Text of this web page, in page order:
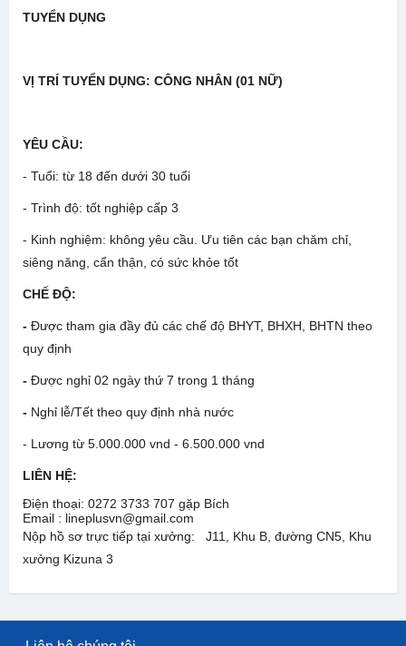
TUYỂN DỤNG
VỊ TRÍ TUYỂN DỤNG: CÔNG NHÂN (01 NỮ)
YÊU CẦU:
- Tuổi: từ 18 đến dưới 30 tuổi
- Trình độ: tốt nghiệp cấp 3
- Kinh nghiệm: không yêu cầu. Ưu tiên các bạn chăm chỉ,
siêng năng, cẩn thận, có sức khỏe tốt
CHẾ ĐỘ:
- Được tham gia đầy đủ các chế độ BHYT, BHXH, BHTN theo
quy định
- Được nghỉ 02 ngày thứ 7 trong 1 tháng
- Nghỉ lễ/Tết theo quy định nhà nước
- Lương từ 5.000.000 vnd - 6.500.000 vnd
LIÊN HỆ:
Điện thoại: 0272 3733 707 gặp Bích
Email : lineplusvn@gmail.com
Nộp hồ sơ trực tiếp tại xưởng: J11, Khu B, đường CN5, Khu
xưởng Kizuna 3